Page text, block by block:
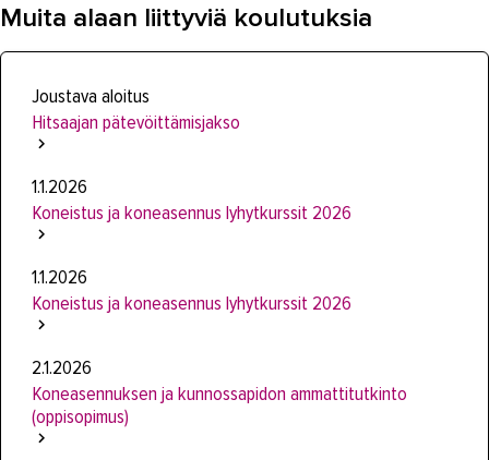
Muita alaan liittyviä koulutuksia
Joustava aloitus
Hitsaajan pätevöittämisjakso
1.1.2026
Koneistus ja koneasennus lyhytkurssit 2026
1.1.2026
Koneistus ja koneasennus lyhytkurssit 2026
2.1.2026
Koneasennuksen ja kunnossapidon ammattitutkinto
(oppisopimus)